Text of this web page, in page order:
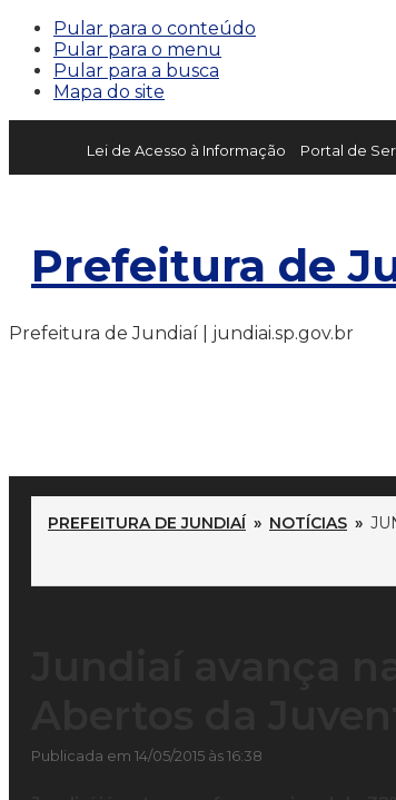
Pular para o conteúdo
Pular para o menu
Pular para a busca
Mapa do site
Lei de Acesso à Informação Portal de
Prefeitura de
Prefeitura de Jundiaí | jundiai.sp.gov.br
PREFEITURA DE JUNDIAÍ » NOTÍCIAS »
Publicada em 14/05/2015 às 16:38